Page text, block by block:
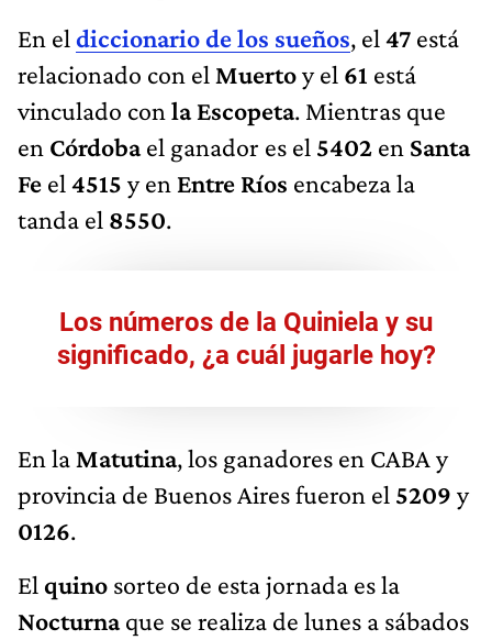
En el diccionario de los sueños, el 47 está
relacionado con el Muertoy el 61 está
vinculado con la Escopeta. Mientras que
en Córdobael ganador es el 5402 en Santa
Fe el 4515 y en Entre Ríos encabeza la
tanda el 8550.
Los números de la Quiniela y su
significado, ¿a cuál jugarle hoy?
En la Matutina, los ganadores en CABA y
provincia de Buenos Aires fueron el 5209 y
0126.
El quino sorteo de esta jornada es la
Nocturnaque se realiza de lunes a sábados